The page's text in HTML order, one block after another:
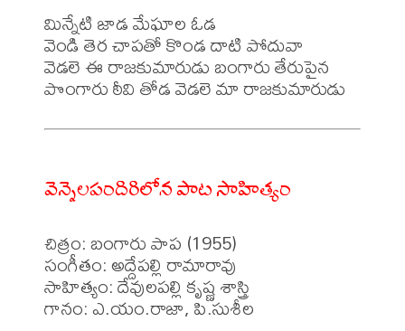
మిన్నేటి జాడ మేఘాల ఓడ
వెండి తెర చాపతో కొండ దాటి పోదువా
వెడలె ఈ రాజకుమారుడు బంగారు తేరుపైన
వెన్నెలపందిరిలోన పాట సాహిత్యం
చిత్రం: బంగారు పాప (1955)
సంగీతం: అద్దేపల్లి రామారావు
సాహిత్యం: దేవులపల్లి కృష్ణ శాస్త్రి
గానం: ఎ.యం.రాజా, పి.సుశీల